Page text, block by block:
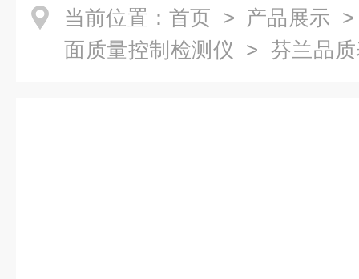
当前位置： 首页 > 产品展示
面质量控制检测仪 > 芬兰品质